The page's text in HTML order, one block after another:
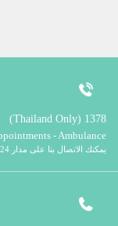
1378 (Thailand Only)
- Ambulance
يمكنك الاتصال بنا على مدار 24 ساعة